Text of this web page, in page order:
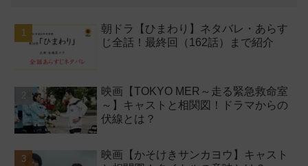
朝ドラ【ひまわり】ネタバレ・あらす
じ全話！最終回（162話）まで紹介
映画【TOKYO MER～走る緊急救命室
～】キャストと相関図！ドラマからの
伏線とは？
映画【かそけきサンカヨウ】キャスト